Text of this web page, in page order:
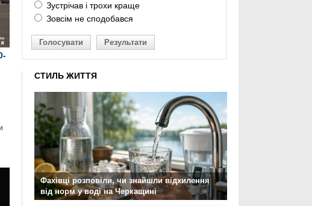
Зустрічав і трохи краще
Зовсім не сподобався
Голосувати Результати
СТИЛЬ ЖИТТЯ
Фахівці розповіли, чи знайшли відхилення
від норм у воді на Черкащині